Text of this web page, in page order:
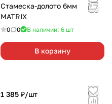
Стамеска-долото 6мм
MATRIX
0 0 В наличии: 6 шт
В корзину
1 385 ₽/шт